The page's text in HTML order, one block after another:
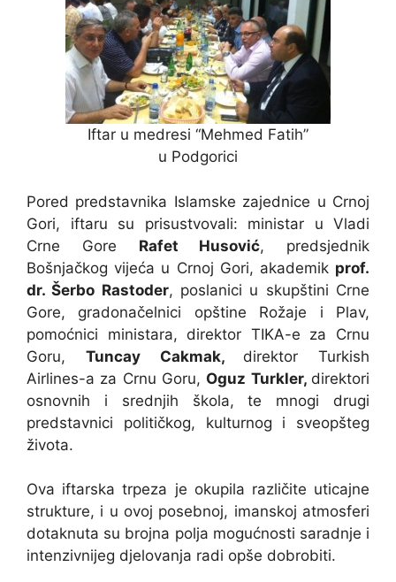
Iftar u medresi “Mehmed Fatih”
u Podgorici
Pored predstavnika Islamske zajednice u Crnoj
Gori, iftaru su prisustvovali: ministar u Vladi
Crne Gore Rafet Husović, predsjednik
Bošnjačkog vijeća u Crnoj Gori, akademik prof.
dr. Šerbo Rastoder, poslanici u skupštini Crne
Gore, gradonačelnici opštine Rožaje i Plav,
pomoćnici ministara, direktor TIKA-e za Crnu
Goru, Tuncay Cakmak, direktor Turkish
Airlines-a za Crnu Goru, Oguz Turkler, direktori
osnovnih i srednjih škola, te mnogi drugi
predstavnici političkog, kulturnog i sveopšteg
života.
Ova iftarska trpeza je okupila različite uticajne
strukture, i u ovoj posebnoj, imanskoj atmosferi
dotaknuta su brojna polja mogućnosti saradnje i
intenzivnijeg djelovanja radi opše dobrobiti.